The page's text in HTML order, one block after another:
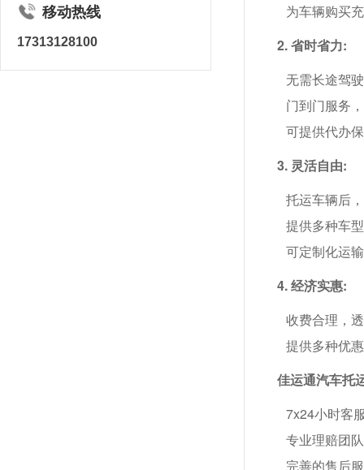
移动热线
17313128100
为车辆购买
2. 省时省力:
无需长途驾
门到门服务
可提供代办
3. 灵活自由:
托运车辆后
提供多种车
可定制化运
4. 经济实惠:
收费合理，
提供多种优
佳运通汽车托
7x24小时客
专业理赔团
完善的售后